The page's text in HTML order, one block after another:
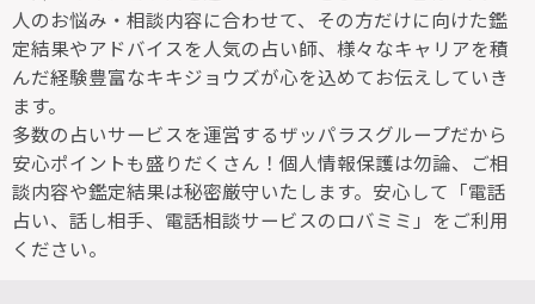
人のお悩み・相談内容に合わせて、その方だけに向けた鑑
定結果やアドバイスを人気の占い師、様々なキャリアを積
んだ経験豊富なキキジョウズが心を込めてお伝えしていき
ます。
多数の占いサービスを運営するザッパラスグループだから
安心ポイントも盛りだくさん！個人情報保護は勿論、ご相
談内容や鑑定結果は秘密厳守いたします。安心して「電話
占い、話し相手、電話相談サービスのロバミミ」をご利用
ください。